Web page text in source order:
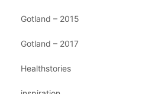
Gotland – 2015
Gotland – 2017
Healthstories